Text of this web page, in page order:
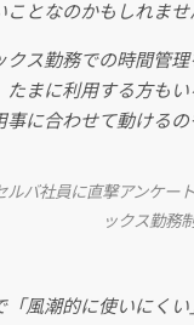
ことなのかもしれませ
クス勤務での時間管
たまに利用する方も
事に合わせて動ける
ルバ社員に直撃アンケー
ックス勤務
「風潮的に使いにく